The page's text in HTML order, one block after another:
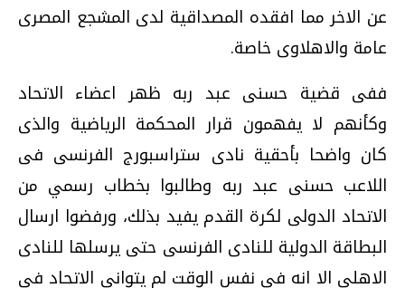
عن الاخر مما افقده المصداقية لدى المشجع المصرى
عامة والاهلاوى خاصة.
ففى قضية حسنى عبد ربه ظهر اعضاء الاتحاد
وكأنهم لا يفهمون قرار المحكمة الرياضية والذى
كان واضحا بأحقية نادى ستراسبورج الفرنسى فى
اللاعب حسنى عبد ربه وطالبوا بخطاب رسمي من
الاتحاد الدولى لكرة القدم يفيد بذلك، ورفضوا ارسال
البطاقة الدولية للنادى الفرنسى حتى يرسلها للنادى
الاهلى الا انه فى نفس الوقت لم يتوانى الاتحاد فى